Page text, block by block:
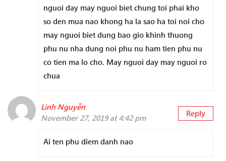
nguoi day may nguoi biet chung toi phai kho
so den mua nao khong ha la sao ha toi noi cho
may nguoi biet dung bao gio khinh thuong
phu nu nha dung noi phu nu ham tien phu nu
co tien ma lo cho. May nguoi day may nguoi ro
chua
Linh Nguyễn
November 27, 2019 at 4:42 pm
Reply
Ai ten phu diem danh nao